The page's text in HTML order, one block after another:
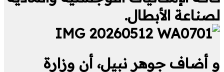
لصناعة الأبطال.
و أضاف جوهر نبيل، أن وزارة